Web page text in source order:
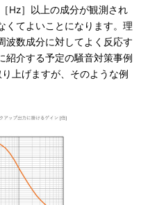
Hz］以上の成分が観測され
くてよいことになります。理
波数成分に対してよく反応す
紹介する予定の騒音対策事例
上げますが、そのような例